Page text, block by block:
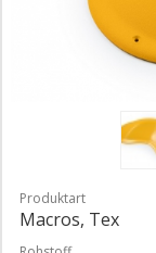
Produktart
Macros, Tex